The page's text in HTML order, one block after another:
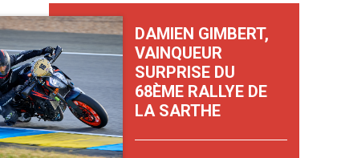
DAMIEN GIMBERT,
VAINQUEUR
SURPRISE DU
68ÈME RALLYE DE
LA SARTHE